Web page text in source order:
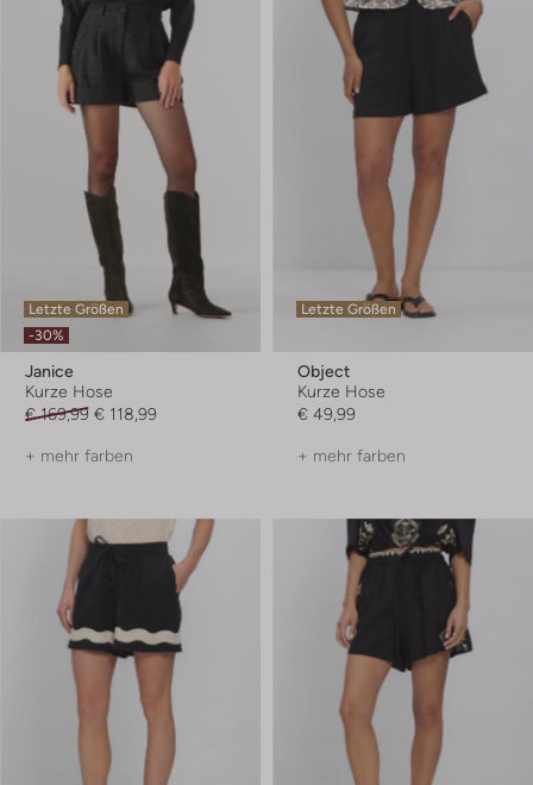
Letzte Größen
-30%
Janice
Kurze Hose
€ 169,99 € 118,99
+ mehr farben
Letzte Größen
Object
Kurze Hose
€ 49,99
+ mehr farben